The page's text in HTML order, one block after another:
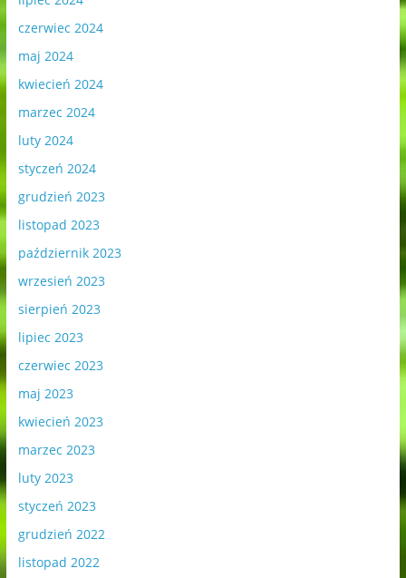
czerwiec 2024
maj 2024
kwiecień 2024
marzec 2024
luty 2024
styczeń 2024
grudzień 2023
listopad 2023
październik 2023
wrzesień 2023
sierpień 2023
lipiec 2023
czerwiec 2023
maj 2023
kwiecień 2023
marzec 2023
luty 2023
styczeń 2023
grudzień 2022
listopad 2022